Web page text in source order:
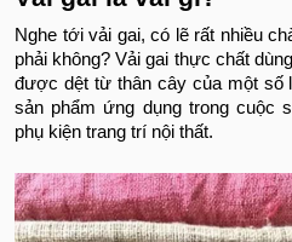
Nghe tới vải gai, có lẽ rất nhiều
phải không? Vải gai thực chất
được dệt từ thân cây của một số
sản phẩm ứng dụng trong cuộc
phụ kiện trang trí nội thất.